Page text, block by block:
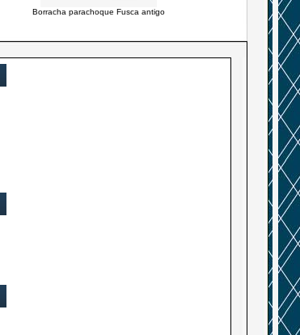
Borracha parachoque Fusca antigo